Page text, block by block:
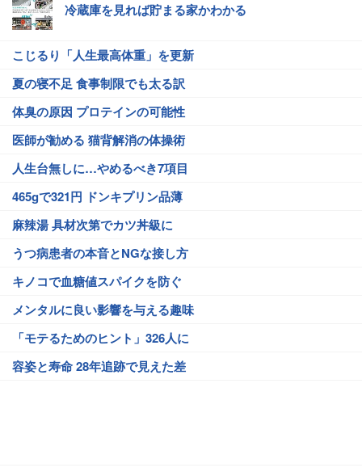
冷蔵庫を見れば貯まる家かわかる
こじるり「人生最高体重」を更新
夏の寝不足 食事制限でも太る訳
体臭の原因 プロテインの可能性
医師が勧める 猫背解消の体操術
人生台無しに…やめるべき7項目
465gで321円 ドンキプリン品薄
麻辣湯 具材次第でカツ丼級に
うつ病患者の本音とNGな接し方
キノコで血糖値スパイクを防ぐ
メンタルに良い影響を与える趣味
「モテるためのヒント」326人に
容姿と寿命 28年追跡で見えた差